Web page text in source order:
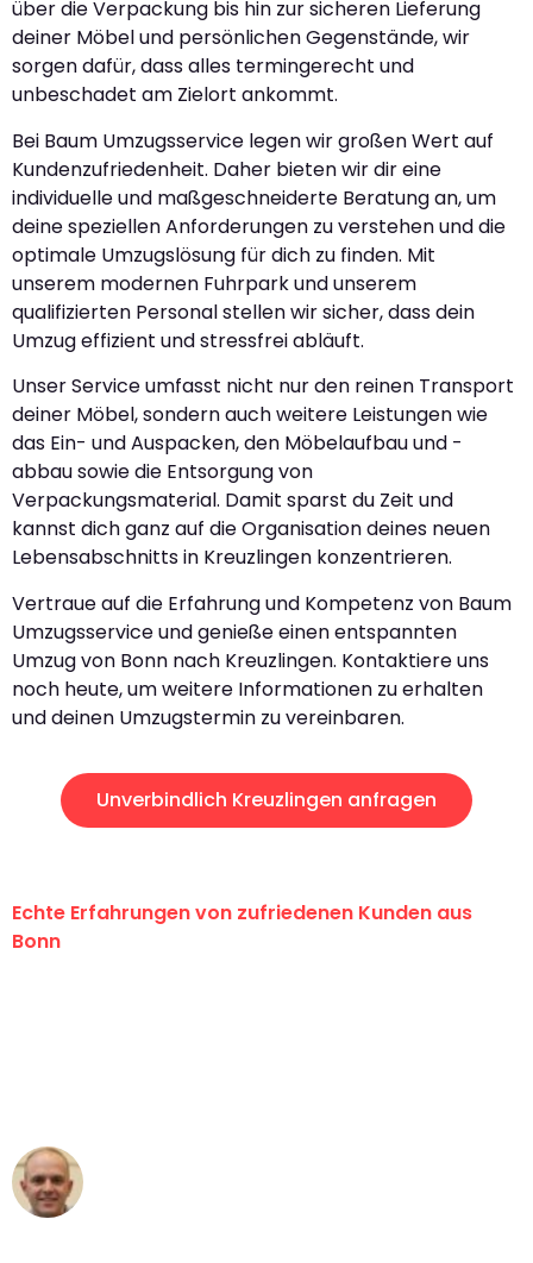
über die Verpackung bis hin zur sicheren Lieferung
deiner Möbel und persönlichen Gegenstände, wir
sorgen dafür, dass alles termingerecht und
unbeschadet am Zielort ankommt.
Bei Baum Umzugsservice legen wir großen Wert auf
Kundenzufriedenheit. Daher bieten wir dir eine
individuelle und maßgeschneiderte Beratung an, um
deine speziellen Anforderungen zu verstehen und die
optimale Umzugslösung für dich zu finden. Mit
unserem modernen Fuhrpark und unserem
qualifizierten Personal stellen wir sicher, dass dein
Umzug effizient und stressfrei abläuft.
Unser Service umfasst nicht nur den reinen Transport
deiner Möbel, sondern auch weitere Leistungen wie
das Ein- und Auspacken, den Möbelaufbau und -
abbau sowie die Entsorgung von
Verpackungsmaterial. Damit sparst du Zeit und
kannst dich ganz auf die Organisation deines neuen
Lebensabschnitts in Kreuzlingen konzentrieren.
Vertraue auf die Erfahrung und Kompetenz von Baum
Umzugsservice und genieße einen entspannten
Umzug von Bonn nach Kreuzlingen. Kontaktiere uns
noch heute, um weitere Informationen zu erhalten
und deinen Umzugstermin zu vereinbaren.
Unverbindlich Kreuzlingen anfragen
Echte Erfahrungen von zufriedenen Kunden aus
Bonn